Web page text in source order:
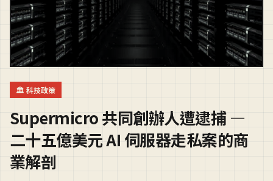
🏛️ 科技政策
Supermicro 共同創辦人遭逮捕 —
二十五億美元 AI 伺服器走私案的商
業解剖